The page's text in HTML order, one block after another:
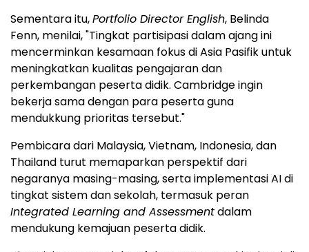
Sementara itu,Portfolio Director English, Belinda
Fenn, menilai, "Tingkat partisipasi dalam ajang ini
mencerminkan kesamaan fokus di Asia Pasifik untuk
meningkatkan kualitas pengajaran dan
perkembangan peserta didik. Cambridge ingin
bekerja sama dengan para peserta guna
mendukkung prioritas tersebut."
Pembicara dari Malaysia, Vietnam, Indonesia, dan
Thailand turut memaparkan perspektif dari
negaranya masing-masing, serta implementasi AI di
tingkat sistem dan sekolah, termasuk peran
Integrated Learning and Assessmentdalam
mendukung kemajuan peserta didik.